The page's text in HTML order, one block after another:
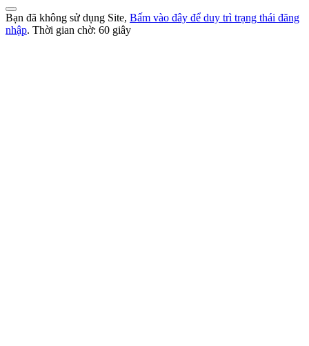
Bạn đã không sử dụng Site, Bấm vào đây để duy trì trạng thái đăng
nhập. Thời gian chờ: 60 giây